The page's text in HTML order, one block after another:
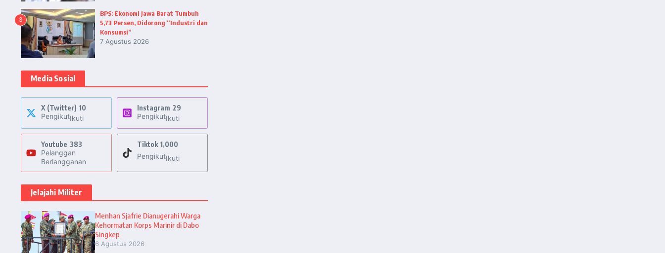
3
BPS: Ekonomi Jawa Barat Tumbuh
5,73 Persen, Didorong “Industri dan
Konsumsi”
7 Agustus 2026
Media Sosial
X (Twitter) 10
PengikutIkuti
Instagram 29
PengikutIkuti
Youtube 383
Pelanggan
Berlangganan
Tiktok 1,000
PengikutIkuti
Jelajahi Militer
Menhan Sjafrie Dianugerahi Warga
Kehormatan Korps Marinir di Dabo
Singkep
6 Agustus 2026